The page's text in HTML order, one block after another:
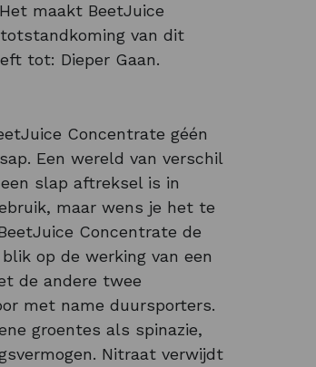
maakt BeetJuice
van dit
tot: Dieper Gaan.
Concentrate géén
Een wereld van verschil
slap aftreksel is in
maar wens je het te
Concentrate de
op de werking van een
de andere twee
met name duursporters.
groentes als spinazie,
Nitraat verwijdt